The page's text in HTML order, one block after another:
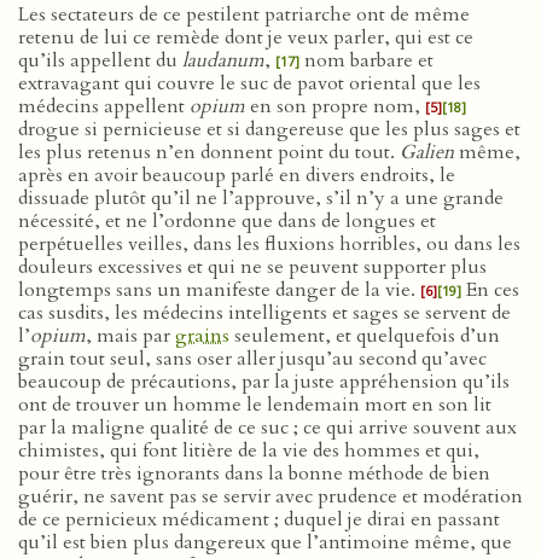
Les sectateurs de ce pestilent patriarche ont de même
retenu de lui ce remède dont je veux parler, qui est ce
qu’ils appellent du laudanum, [17] nom barbare et
extravagant qui couvre le suc de pavot oriental que les
médecins appellent opiumen son propre nom, [5][18]
drogue si pernicieuse et si dangereuse que les plus sages et
les plus retenus n’en donnent point du tout. Galienmême,
après en avoir beaucoup parlé en divers endroits, le
dissuade plutôt qu’il ne l’approuve, s’il n’y a une grande
nécessité, et ne l’ordonne que dans de longues et
perpétuelles veilles, dans les fluxions horribles, ou dans les
douleurs excessives et qui ne se peuvent supporter plus
longtemps sans un manifeste danger de la vie. [6][19] En ces
cas susdits, les médecins intelligents et sages se servent de
l’opium, mais pargrains seulement, et quelquefois d’un
grain tout seul, sans oser aller jusqu’au second qu’avec
beaucoup de précautions, par la juste appréhension qu’ils
ont de trouver un homme le lendemain mort en son lit
par la maligne qualité de ce suc ; ce qui arrive souvent aux
chimistes, qui font litière de la vie des hommes et qui,
pour être très ignorants dans la bonne méthode de bien
guérir, ne savent pas se servir avec prudence et modération
de ce pernicieux médicament ; duquel je dirai en passant
qu’il est bien plus dangereux que l’antimoine même, que